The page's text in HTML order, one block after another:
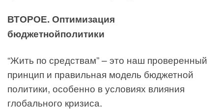
ВТОРОЕ. Оптимизация
бюджетнойполитики
“Жить по средствам” – это наш проверенный
принцип и правильная модель бюджетной
политики, особенно в условиях влияния
глобального кризиса.